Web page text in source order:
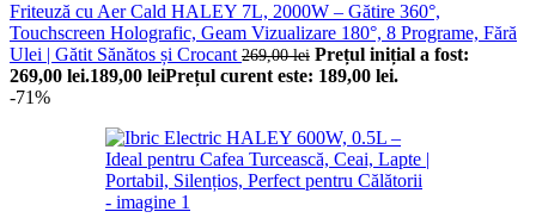
Friteuză cu Aer Cald HALEY 7L, 2000W – Gătire 360°,
Touchscreen Holografic, Geam Vizualizare 180°, 8 Programe, Fără
Ulei | Gătit Sănătos și Crocant 269,00lei Prețul inițial a fost:
269,00 lei.189,00 leiPrețul curent este: 189,00 lei.
-71%